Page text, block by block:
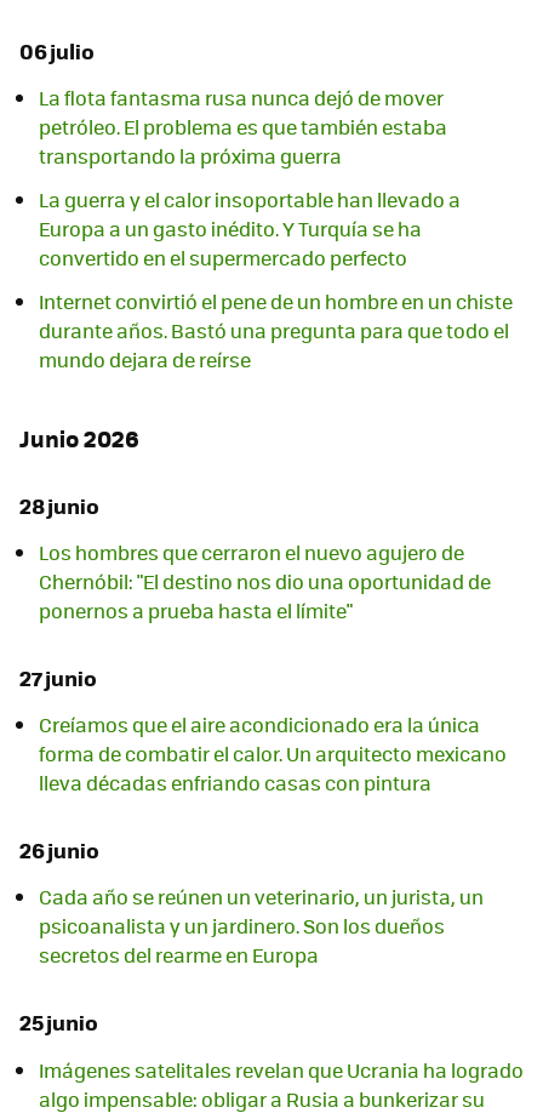
06 julio
La flota fantasma rusa nunca dejó de mover
petróleo. El problema es que también estaba
transportando la próxima guerra
La guerra y el calor insoportable han llevado a
Europa a un gasto inédito. Y Turquía se ha
convertido en el supermercado perfecto
Internet convirtió el pene de un hombre en un chiste
durante años. Bastó una pregunta para que todo el
mundo dejara de reírse
Junio 2026
28 junio
Los hombres que cerraron el nuevo agujero de
Chernóbil: "El destino nos dio una oportunidad de
ponernos a prueba hasta el límite"
27 junio
Creíamos que el aire acondicionado era la única
forma de combatir el calor. Un arquitecto mexicano
lleva décadas enfriando casas con pintura
26 junio
Cada año se reúnen un veterinario, un jurista, un
psicoanalista y un jardinero. Son los dueños
secretos del rearme en Europa
25 junio
Imágenes satelitales revelan que Ucrania ha logrado
algo impensable: obligar a Rusia a bunkerizar su